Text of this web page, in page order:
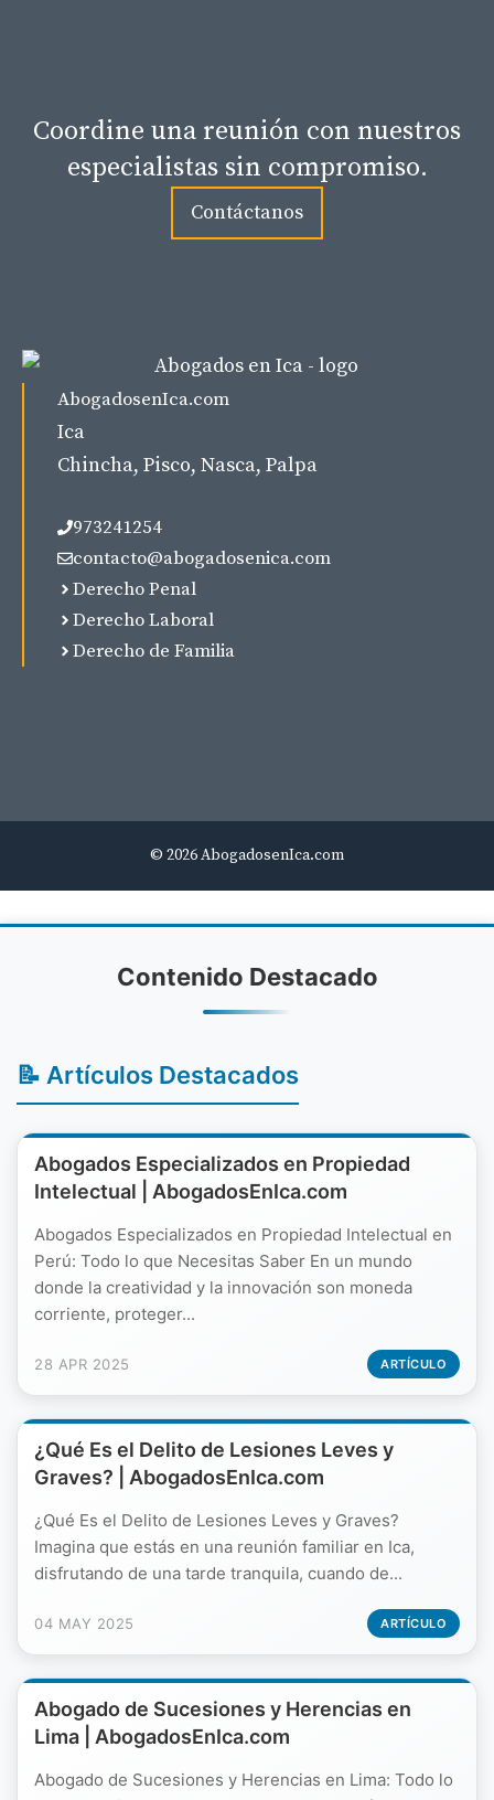
Coordine una reunión con nuestros
especialistas sin compromiso.
Contáctanos
AbogadosenIca.com
Ica
Chincha, Pisco, Nasca, Palpa
973241254
contacto@abogadosenica.com
Derecho Penal
Derecho Laboral
Derecho de Familia
© 2026 AbogadosenIca.com
Contenido Destacado
📝 Artículos Destacados
Abogados Especializados en Propiedad
Intelectual | AbogadosEnIca.com
Abogados Especializados en Propiedad Intelectual en
Perú: Todo lo que Necesitas Saber En un mundo
donde la creatividad y la innovación son moneda
corriente, proteger...
28 APR 2025 ARTÍCULO
¿Qué Es el Delito de Lesiones Leves y
Graves? | AbogadosEnIca.com
¿Qué Es el Delito de Lesiones Leves y Graves?
Imagina que estás en una reunión familiar en Ica,
disfrutando de una tarde tranquila, cuando de...
04 MAY 2025 ARTÍCULO
Abogado de Sucesiones y Herencias en
Lima | AbogadosEnIca.com
Abogado de Sucesiones y Herencias en Lima: Todo lo